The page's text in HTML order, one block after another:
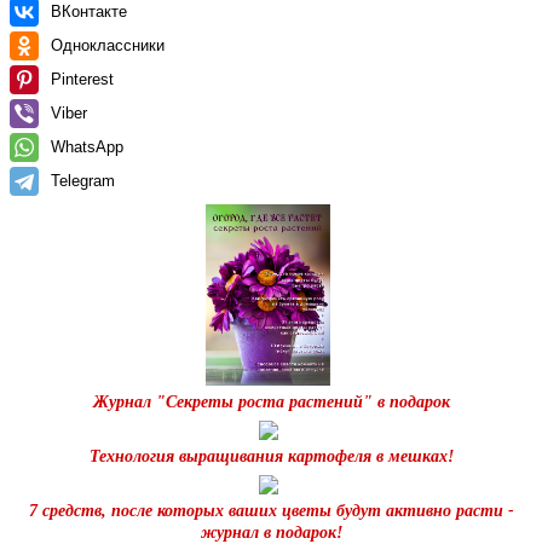
ВКонтакте
Одноклассники
Pinterest
Viber
WhatsApp
Telegram
Журнал "Секреты роста растений" в подарок
Технология выращивания картофеля в мешках!
7 средств, после которых ваших цветы будут активно расти -
журнал в подарок!